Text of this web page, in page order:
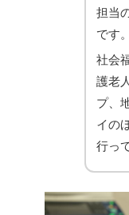
担当
です。
社会
護老
プ、
イの
行っ